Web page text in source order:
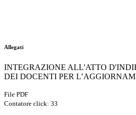
Allegati
INTEGRAZIONE ALL'ATTO
DEI DOCENTI PER
File PDF
Contatore click: 33